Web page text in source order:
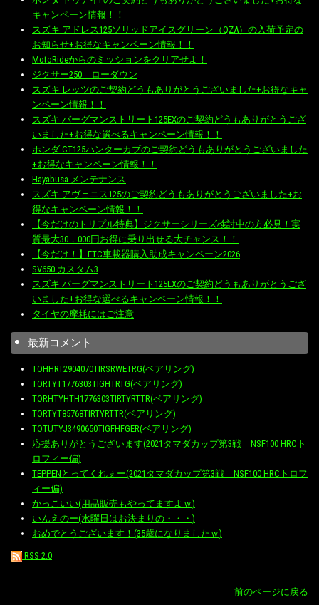
キャンペーン情報！！
スズキ アドレス125ソリッドアイスグリーン（QZA）の入荷予定の
お知らせ+お得なキャンペーン情報！！
MotoRideからのミッションをクリアせよ！
ジクサー250 ローダウン
スズキ レッツのご契約どうもありがとうございました+お得なキャ
ンペーン情報！！
スズキ バーグマンストリート125EXのご契約どうもありがとうござ
いました+お得な選べるキャンペーン情報！！
ホンダ CT125ハンターカブのご契約どうもありがとうございました
+お得なキャンペーン情報！！
Hayabusa メンテナンス
スズキ アヴェニス125のご契約どうもありがとうございました+お
得なキャンペーン情報！！
【今だけのトリプル特典】ジクサーシリーズ検討中の方必見！実
質最大30，000円お得に乗り出せる大チャンス！！
【今だけ！】ETC車載器購入助成キャンペーン2026
SV650 カスタム3
スズキ バーグマンストリート125EXのご契約どうもありがとうござ
いました+お得な選べるキャンペーン情報！！
タイヤの摩耗にはご注意
最新コメント
TOHHRT2904070TIRSRWETRG(ベアリング)
TORTYT1776303TIGHTRTG(ベアリング)
TORHTYHTH1776303TIRTYRTTR(ベアリング)
TORTYT85768TIRTYRTTR(ベアリング)
TOTUTYJ3490650TIGFHFGER(ベアリング)
応援ありがとうございます(2021タマダカップ第3戦 NSF100 HRCト
ロフィー偏)
TEPPENとってくれぇー(2021タマダカップ第3戦 NSF100 HRCトロフ
ィー偏)
かっこいい(用品販売もやってますよｗ)
いんえのー(水曜日はお決まりの・・・)
おめでとうございます！(35歳になりましたｗ)
RSS 2.0
前のページに戻る